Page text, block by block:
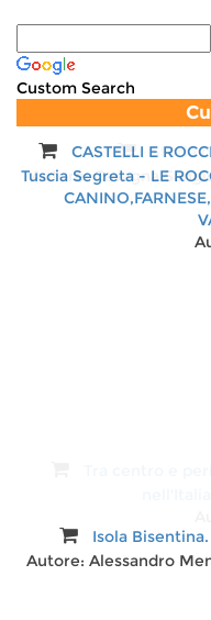
29
luglio
primo
con
“Parole,
musica
e
Custom Search
CASTELLI E
Tuscia Segreta - LE
Isola
Autore: Alessandro
Storia
Autore:Cavagna